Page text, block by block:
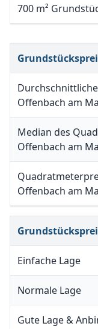
700 m²
Offenbach am
Median des
Offenbach am
Offenbach am
Einfache Lage
Normale Lage
Gute Lage &